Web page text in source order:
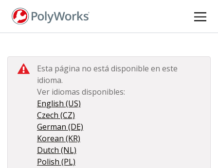
Pasar
Esta página no está disponible en este
idioma.
Ver idiomas disponibles:
English (US)
Czech (CZ)
German (DE)
Korean (KR)
Dutch (NL)
Polish (PL)